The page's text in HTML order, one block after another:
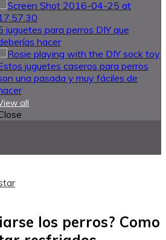
juguetes para perros DIY que
hacer
juguetes caseros para perros
una pasada y muy fáciles de
all
los perros? Como